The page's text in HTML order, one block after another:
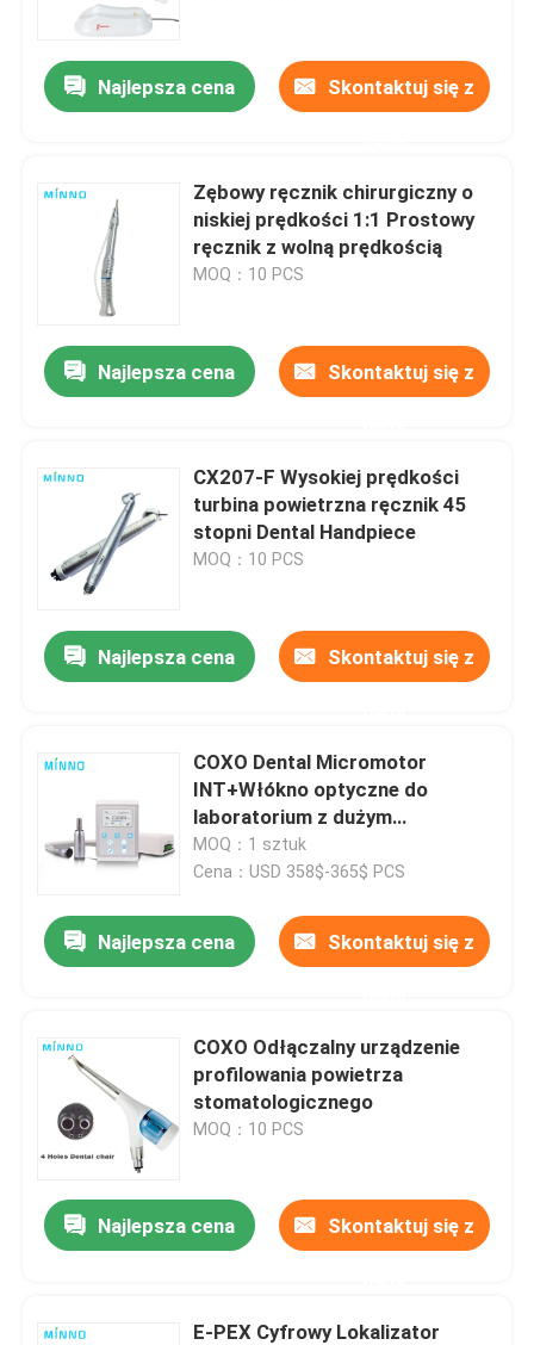
Najlepsza cena Skontaktuj się z
Zębowy ręcznik chirurgiczny o
niskiej prędkości 1:1 Prostowy
ręcznik z wolną prędkością
MOQ：10 PCS
Najlepsza cena Skontaktuj się z
CX207-F Wysokiej prędkości
turbina powietrzna ręcznik 45
stopni Dental Handpiece
MOQ：10 PCS
Najlepsza cena Skontaktuj się z
COXO Dental Micromotor
INT+Włókno optyczne do
laboratorium z dużym
momentem obrotowym
MOQ：1 sztuk
Cena：USD 358$-365$ PCS
Najlepsza cena Skontaktuj się z
COXO Odłączalny urządzenie
profilowania powietrza
stomatologicznego
MOQ：10 PCS
Najlepsza cena Skontaktuj się z
E-PEX Cyfrowy Lokalizator